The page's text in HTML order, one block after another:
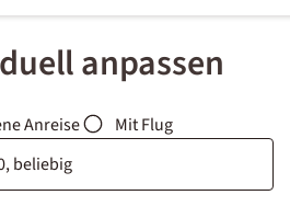
anpassen
Anreise Mit Flug